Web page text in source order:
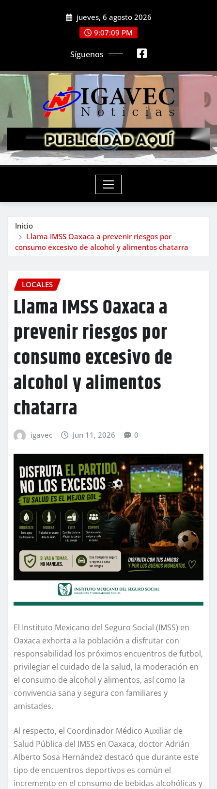
jueves, 6 agosto 2026
9:07:11 PM
Síguenos
Inicio
Llama IMSS Oaxaca a prevenir riesgos por
consumo excesivo de alcohol y alimentos chatarra
LOCALES
Llama IMSS Oaxaca a
prevenir riesgos por
consumo excesivo de
alcohol y alimentos
chatarra
igavec Jun 11, 2026 0
El Instituto Mexicano del Seguro Social (IMSS) en
Oaxaca exhorta a la población a disfrutar con
responsabilidad los próximos encuentros de futbol,
privilegiar el cuidado de la salud, la moderación en
el consumo de alcohol y alimentos, así como la
convivencia sana y segura con familiares y
amistades.
Al respecto, el Coordinador Médico Auxiliar de
Salud Pública del IMSS en Oaxaca, doctor Adrián
Alberto Sosa Hernández destacó que durante este
tipo de encuentros deportivos es común el
incremento en el consumo de bebidas alcohólicas y